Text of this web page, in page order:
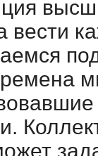
вести